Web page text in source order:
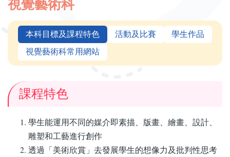
視覺藝術科
本科目標及課程特色 活動及比賽
學生作品
視覺藝術科常用網站
課程特色
學生能運用不同的媒介即素描、版畫、繪畫、設計、
雕塑和工藝進行創作
透過「美術欣賞」去發展學生的想像力及批判性思考